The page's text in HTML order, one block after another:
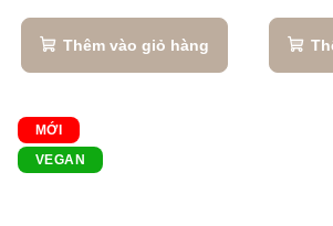
Thêm vào giỏ hàng
MỚI
VEGAN